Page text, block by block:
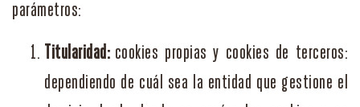
parámetros:
Titularidad: cookies propias y cookies de terceros:
dependiendo de cuál sea la entidad que gestione el